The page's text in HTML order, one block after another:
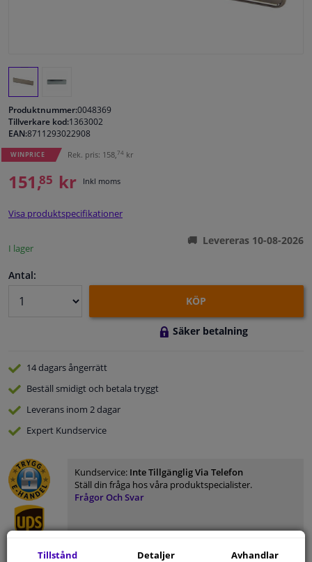
Interiör & bilklädsel
Bilvård & Tillbehör
Verkstad & Verktyg
Husbil, motorcykel, cykel & båt
Sensorer & Elsystem
Produktnummer:0048369
Tillverkare kod:1363002
EAN:8711293022908
WINPRICE Rek. pris: 158, 74 kr
151,85 kr Inkl moms
Visa produktspecifikationer
I lager
Levereras 10-08-2026
Antal:
KÖP
Säker betalning
14 dagarsångerrätt
Beställ smidigt och betala tryggt
Leverans inom 2 dagar
Expert Kundservice
Kundservice: Inte Tillgänglig Via Telefon
Ställ din fråga hos våra produktspecialister.
Frågor Och Svar
Tillstånd Detaljer Avhandlar